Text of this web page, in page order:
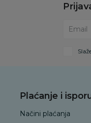
Email
Plaćanje i
Načini plaćanja